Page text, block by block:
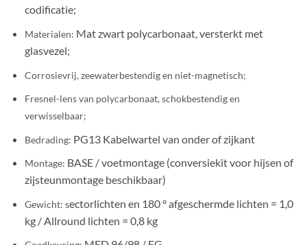
codificatie;
Materialen: Mat zwart polycarbonaat, versterkt met
glasvezel;
Corrosievrij, zeewaterbestendig en niet-magnetisch;
Fresnel-lens van polycarbonaat, schokbestendig en
verwisselbaar;
Bedrading: PG13 Kabelwartel van onder of zijkant
Montage: BASE / voetmontage (conversiekit voor hijsen of
zijsteunmontage beschikbaar)
Gewicht: sectorlichten en 180 ° afgeschermde lichten = 1,0
kg / Allround lichten = 0,8 kg